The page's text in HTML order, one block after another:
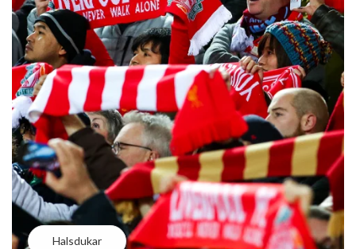
Halsdukar